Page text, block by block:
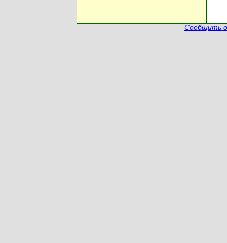
Сообщить о